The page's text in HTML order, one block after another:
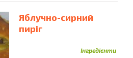
Яблучно-сирний
пиріг
Інгредієнти